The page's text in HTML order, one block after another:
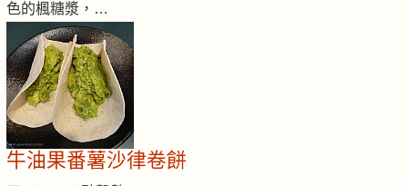
色的楓糖漿，…
牛油果番薯沙律卷餅